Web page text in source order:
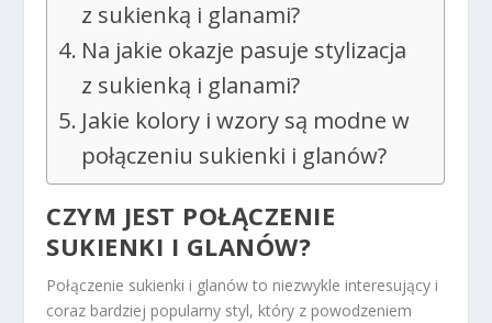
z sukienką i glanami?
Na jakie okazje pasuje stylizacja
z sukienką i glanami?
Jakie kolory i wzory są modne w
połączeniu sukienki i glanów?
CZYM JEST POŁĄCZENIE
SUKIENKI I GLANÓW?
Połączenie sukienki i glanów to niezwykle interesujący i
coraz bardziej popularny styl, który z powodzeniem